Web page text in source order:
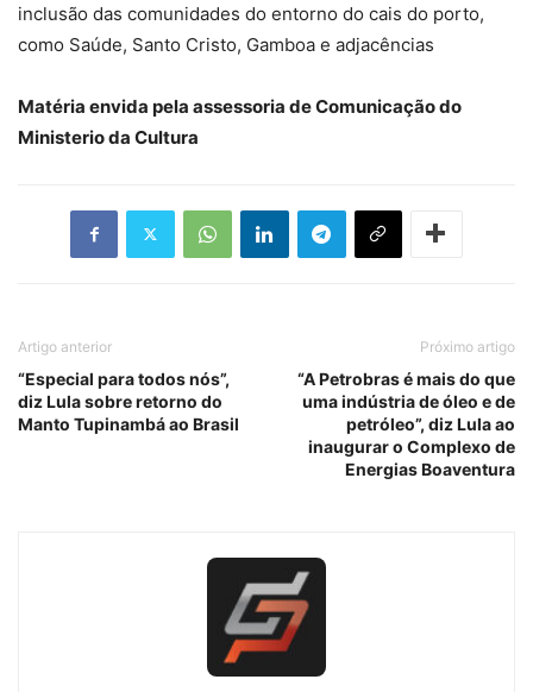
inclusão das comunidades do entorno do cais do porto,
como Saúde, Santo Cristo, Gamboa e adjacências
Matéria envida pela assessoria de Comunicação do
Ministerio da Cultura
Artigo anterior
“Especial para todos nós”,
diz Lula sobre retorno do
Manto Tupinambá ao Brasil
Próximo artigo
“A Petrobras é mais do que
uma indústria de óleo e de
petróleo”, diz Lula ao
inaugurar o Complexo de
Energias Boaventura